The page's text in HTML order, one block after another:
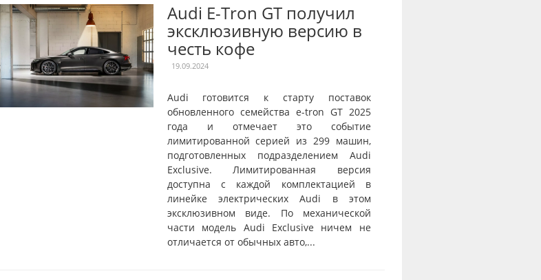
Audi E-Tron GT получил
эксклюзивную версию в
честь кофе
19.09.2024
Audi готовится к старту поставок
обновленного семейства e-tron GT 2025
года и отмечает это событие
лимитированной серией из 299 машин,
подготовленных подразделением Audi
Exclusive. Лимитированная версия
доступна с каждой комплектацией в
линейке электрических Audi в этом
эксклюзивном виде. По механической
части модель Audi Exclusive ничем не
отличается от обычных авто,...